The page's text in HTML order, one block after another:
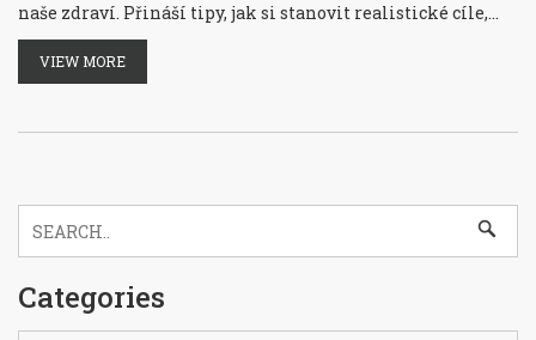
naše zdraví. Přináší tipy, jak si stanovit realistické cíle,
využít chůzi k posílení fyzického i psychického zdraví a
jaké technologie a aplikace mohou tento proces usnadnit.
procesu zlepšování fyzické kondice prostřednictvím
VIEW MORE
Categories